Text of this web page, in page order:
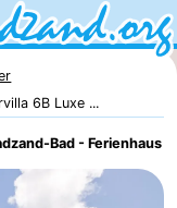
6B Luxe ...
Bad - Ferienhaus